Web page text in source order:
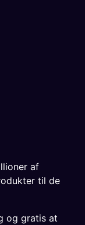
af
til de
og gratis at